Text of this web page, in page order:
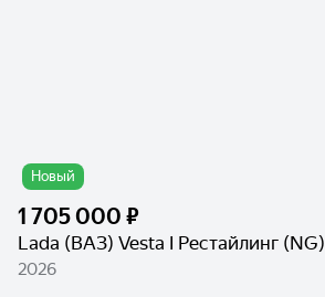
Новый
1 705 000 ₽
Lada (ВАЗ) Vesta I Рестайлинг (NG)
2026